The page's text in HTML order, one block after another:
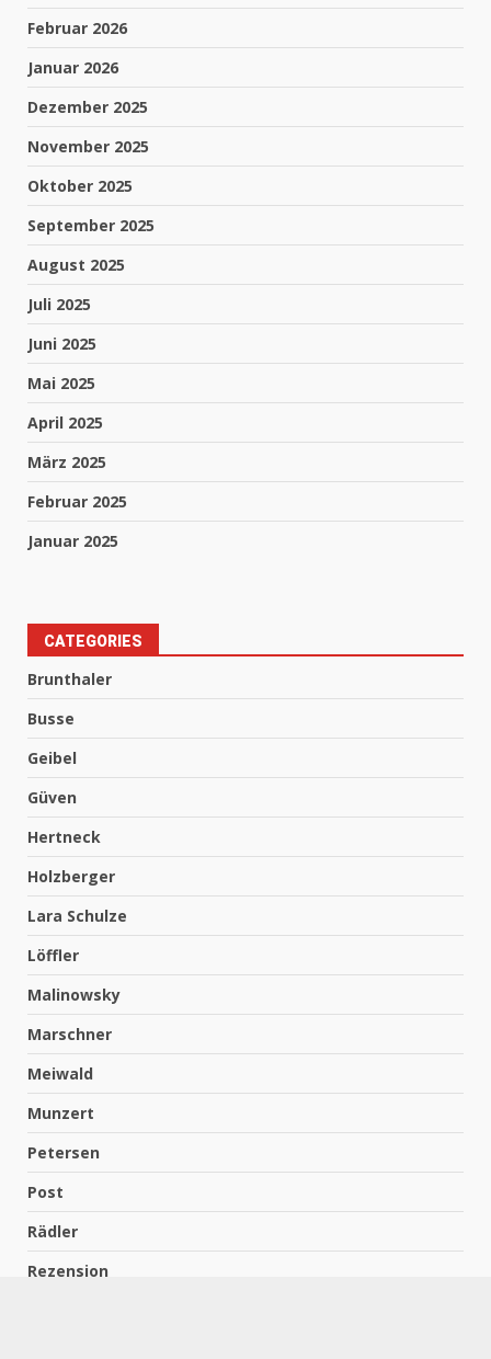
Februar 2026
Januar 2026
Dezember 2025
November 2025
Oktober 2025
September 2025
August 2025
Juli 2025
Juni 2025
Mai 2025
April 2025
März 2025
Februar 2025
Januar 2025
CATEGORIES
Brunthaler
Busse
Geibel
Güven
Hertneck
Holzberger
Lara Schulze
Löffler
Malinowsky
Marschner
Meiwald
Munzert
Petersen
Post
Rädler
Rezension